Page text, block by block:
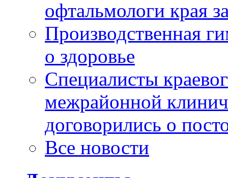
офтальмологи края
Производственная
о здоровье
Специалисты
межрайонной
договорились о
Все новости